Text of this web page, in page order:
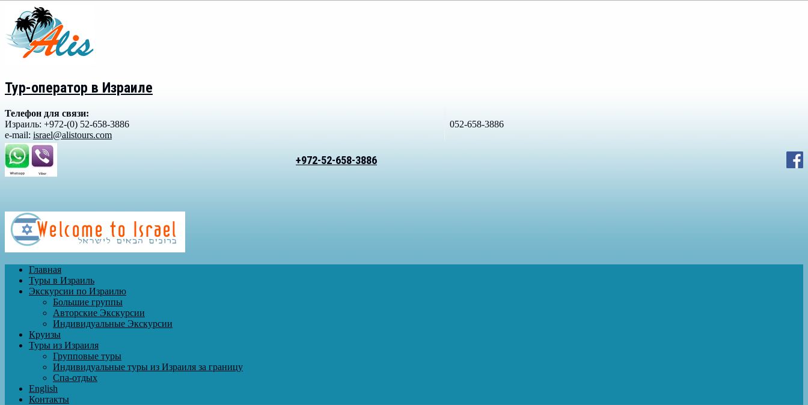
Тур-оператор в Израиле
Телефон для связи:
Израиль: +972-(0) 52-658-3886
052-658-3886
e-mail: israel@alistours.com
+972-52-658-3886
Главная
Туры в Израиль
Экскурсии по Израилю
Большие группы
Авторские Экскурсии
Индивидуальные Экскурсии
Круизы
Туры из Израиля
Групповые туры
Индивидуальные туры из Израиля за границу
Спа-отдых
English
Контакты